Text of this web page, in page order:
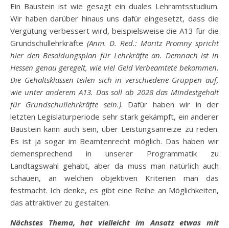
Ein Baustein ist wie gesagt ein duales Lehramtsstudium.
Wir haben darüber hinaus uns dafür eingesetzt, dass die
Vergütung verbessert wird, beispielsweise die A13 für die
Grundschullehrkräfte (Anm. D. Red.: Moritz Promny spricht
hier den Besoldungsplan für Lehrkräfte an. Demnach ist in
Hessen genau geregelt, wie viel Geld Verbeamtete bekommen.
Die Gehaltsklassen teilen sich in verschiedene Gruppen auf,
wie unter anderem A13. Das soll ab 2028 das Mindestgehalt
für Grundschullehrkräfte sein.). Dafür haben wir in der
letzten Legislaturperiode sehr stark gekämpft, ein anderer
Baustein kann auch sein, über Leistungsanreize zu reden.
Es ist ja sogar im Beamtenrecht möglich. Das haben wir
demensprechend in unserer Programmatik zu
Landtagswahl gehabt, aber da muss man natürlich auch
schauen, an welchen objektiven Kriterien man das
festmacht. Ich denke, es gibt eine Reihe an Möglichkeiten,
das attraktiver zu gestalten.
Nächstes Thema, hat vielleicht im Ansatz etwas mit